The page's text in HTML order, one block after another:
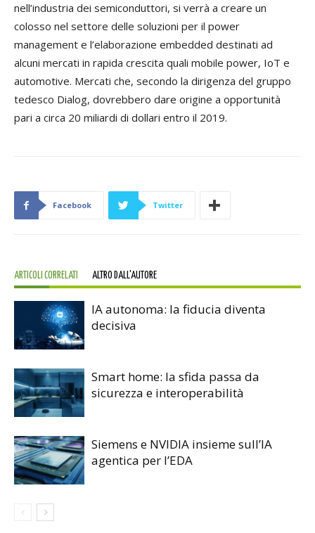
nell’industria dei semiconduttori, si verrà a creare un
colosso nel settore delle soluzioni per il power
management e l’elaborazione embedded destinati ad
alcuni mercati in rapida crescita quali mobile power, IoT e
automotive. Mercati che, secondo la dirigenza del gruppo
tedesco Dialog, dovrebbero dare origine a opportunità
pari a circa 20 miliardi di dollari entro il 2019.
Facebook Twitter
ARTICOLI CORRELATI ALTRO DALL'AUTORE
IA autonoma: la fiducia diventa
decisiva
Smart home: la sfida passa da
sicurezza e interoperabilità
Siemens e NVIDIA insieme sull’IA
agentica per l’EDA